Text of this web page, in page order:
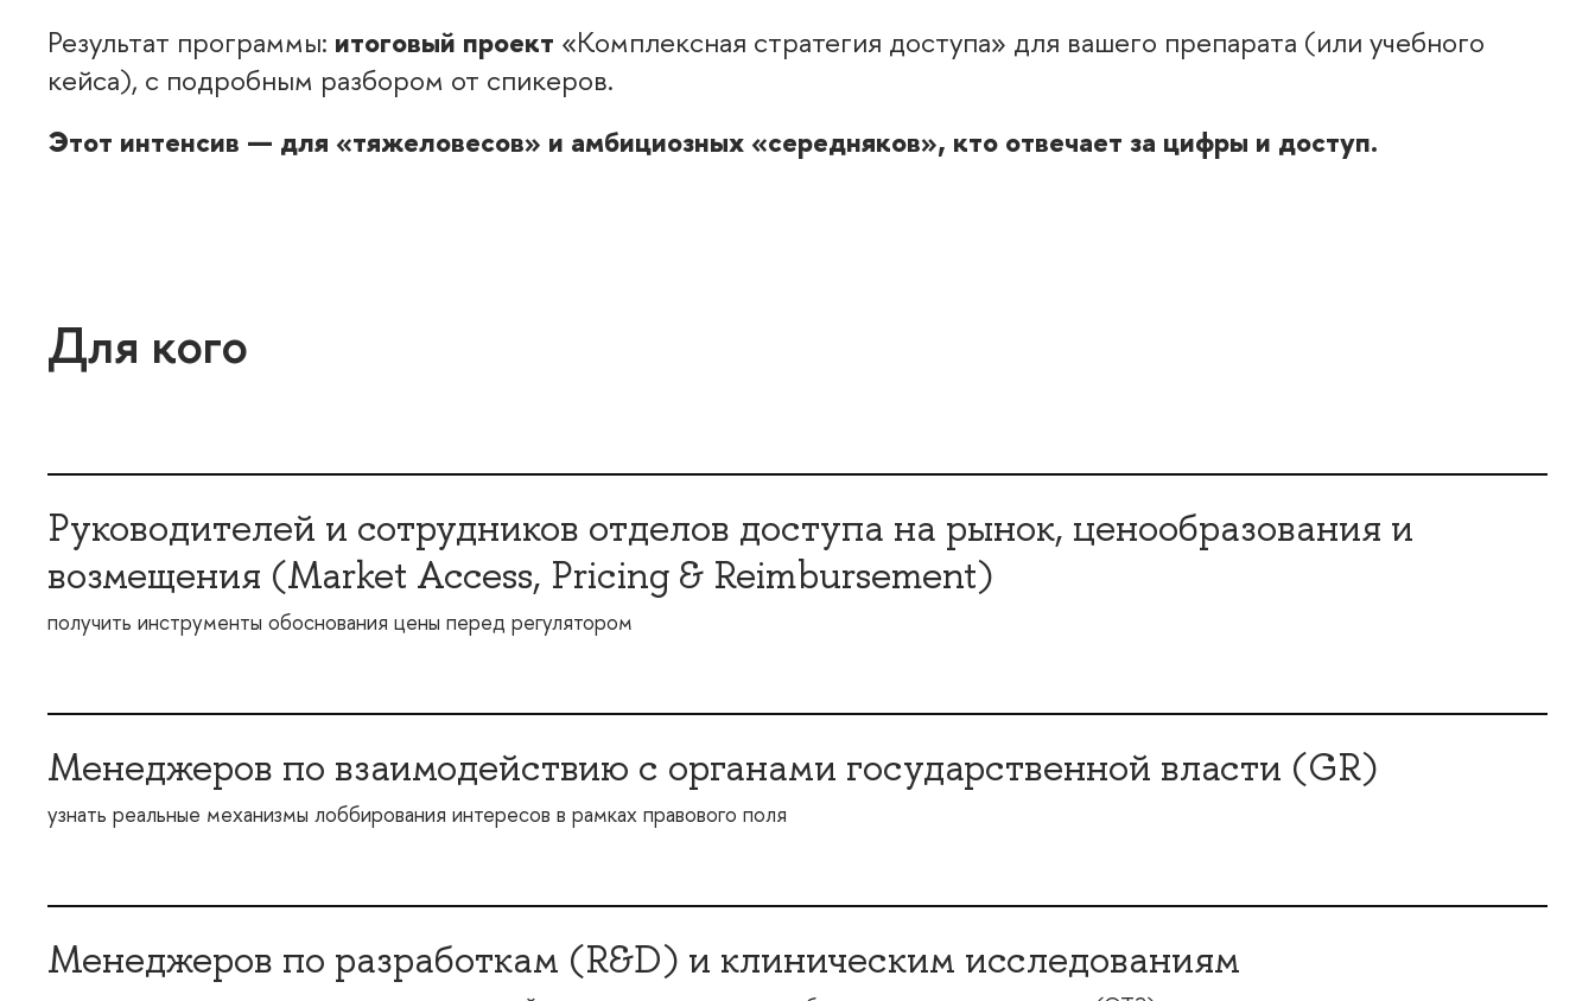
Результат программы: итоговый проект «Комплексная стратегия доступа» для вашего препарата (или учебного
кейса), с подробным разбором от спикеров.
Этот интенсив — для «тяжеловесов» и амбициозных «середняков», кто отвечает за цифры и доступ.
Для кого
Руководителей и сотрудников отделов доступа на рынок, ценообразования и
озмещения (Market Access, Pricing & Reimbursement)
получить инструменты обоснования цены перед регулятором
Менеджеров по взаимодействию с органами государственной власти (GR)
узнать реальные механизмы лоббирования интересов в рамках правового поля
Менеджеров по разработкам (R&D) и клиническим исследованиям